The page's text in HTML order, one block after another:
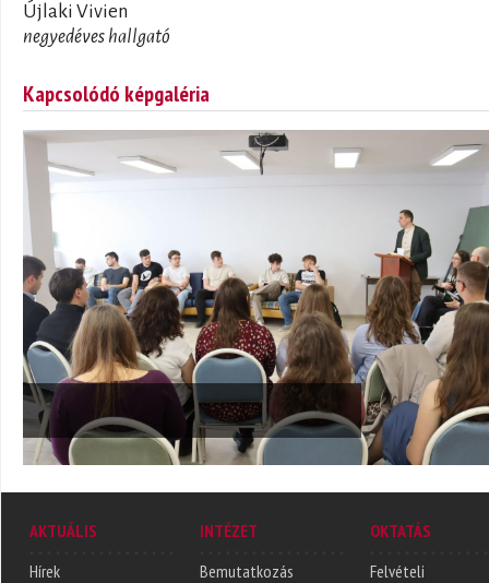
Újlaki Vivien
negyedéves hallgató
Kapcsolódó képgaléria
AKTUÁLIS
Hírek
INTÉZET
Bemutatkozás
OKTATÁS
Felvételi